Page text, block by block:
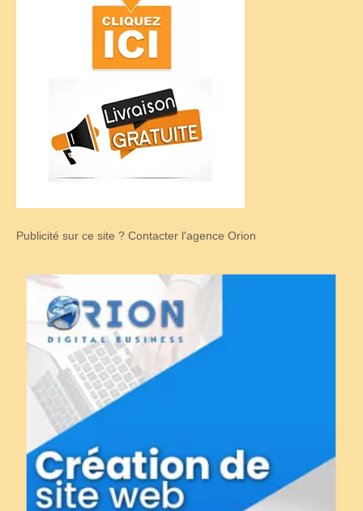
Publicité sur ce site ? Contacter l'agence Orion